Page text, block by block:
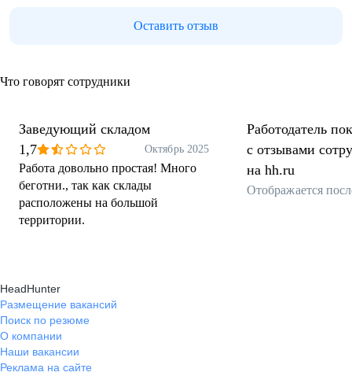
Оставить отзыв
Что говорят сотрудники
Заведующий складом
1,7
Октябрь 2025
Работа довольно простая! Много
беготни., так как склады
расположены на большой
территории.
Работодатель
с отзывами
на hh.ru
Отображается
HeadHunter
Размещение вакансий
Поиск по резюме
О компании
Наши вакансии
Реклама на сайте